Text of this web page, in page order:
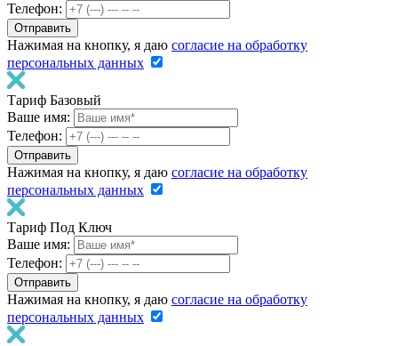
Телефон:
Нажимая на кнопку, я даю согласие на обработку
персональных данных
Тариф Базовый
Ваше имя:
Телефон:
Нажимая на кнопку, я даю согласие на обработку
персональных данных
Тариф Под Ключ
Ваше имя:
Телефон:
Нажимая на кнопку, я даю согласие на обработку
персональных данных